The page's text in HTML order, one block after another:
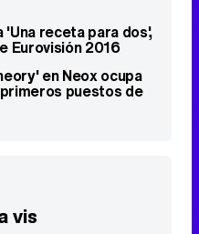
receta para dos',
Eurovisión 2016
en Neox ocupa
puestos de
vis